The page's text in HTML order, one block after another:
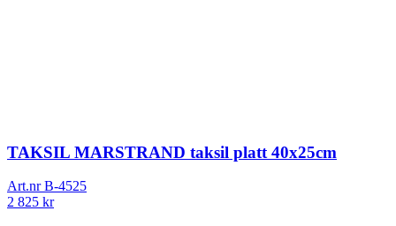
TAKSIL MARSTRAND taksil platt 40x25cm
Art.nrB-4525
2 825 kr